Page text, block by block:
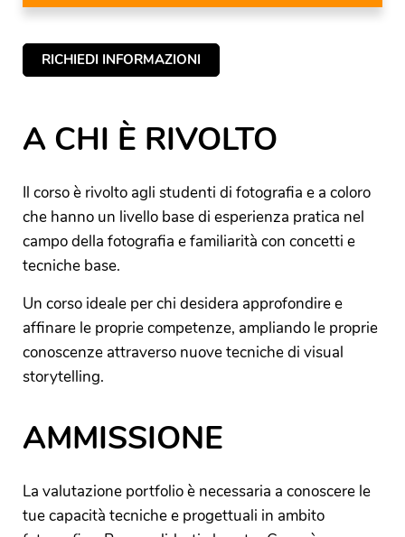
RICHIEDI INFORMAZIONI
A CHI È RIVOLTO
Il corso è rivolto agli studenti di fotografia e a coloro
che hanno un livello base di esperienza pratica nel
campo della fotografia e familiarità con concetti e
tecniche base.
Un corso ideale per chi desidera approfondire e
affinare le proprie competenze, ampliando le proprie
conoscenze attraverso nuove tecniche di visual
storytelling.
AMMISSIONE
La valutazione portfolio è necessaria a conoscere le
tue capacità tecniche e progettuali in ambito